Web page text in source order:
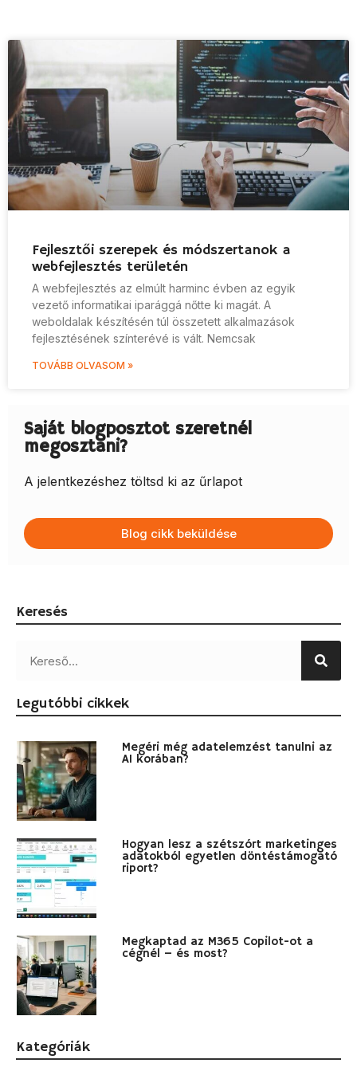
Fejlesztői szerepek és módszertanok a
webfejlesztés területén
A webfejlesztés az elmúlt harminc évben az egyik
vezető informatikai iparággá nőtte ki magát. A
weboldalak készítésén túl összetett alkalmazások
fejlesztésének színterévé is vált. Nemcsak
TOVÁBB OLVASOM »
Saját blogposztot szeretnél
megosztani?
A jelentkezéshez töltsd ki az űrlapot
Blog cikk beküldése
Keresés
Legutóbbi cikkek
Megéri még adatelemzést tanulni az
AI korában?
Hogyan lesz a szétszórt marketinges
adatokból egyetlen döntéstámogató
riport?
Megkaptad az M365 Copilot-ot a
cégnél – és most?
Kategóriák